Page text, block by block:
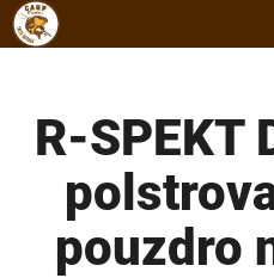
Přejít
R-SPEKT
pouzdro
K
O